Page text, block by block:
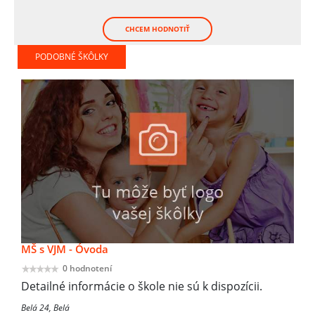
CHCEM HODNOTIŤ
PODOBNÉ ŠKÔLKY
MŠ s VJM - Óvoda
0 hodnotení
Detailné informácie o škole nie sú k dispozícii.
Belá 24, Belá